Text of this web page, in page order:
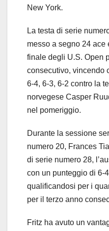
New York.
La testa di serie
messo a segno 24 ace
finale degli U.S. Open
consecutivo, vincendo
6-4, 6-3, 6-2 contro la
norvegese Casper
nel pomeriggio.
Durante la sessione
numero 20, Frances
di serie numero 28,
con un punteggio di 6-
qualificandosi per i
per il terzo anno
Fritz ha avuto un